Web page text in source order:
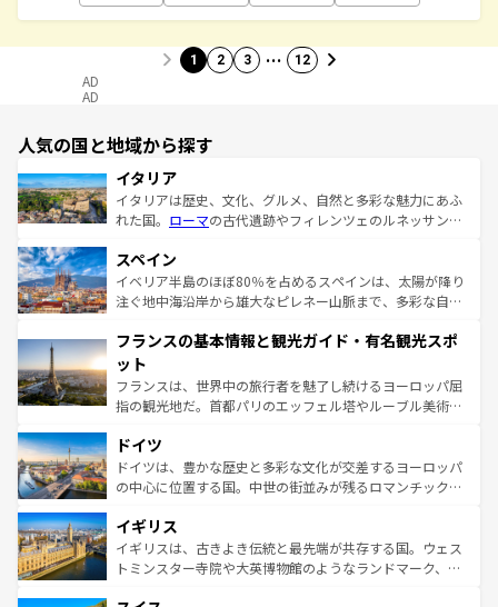
1 2 3 … 12
AD
AD
人気の国と地域から探す
イタリア
イタリアは歴史、文化、グルメ、自然と多彩な魅力にあふ
れた国。 ローマの古代遺跡やフィレンツェのルネッサンス
ろん、トスカーナの美しい田園風景やアマルフィ海岸の絶
景など、自然景観も見逃せない。観光の合間には、本場の
ピザやパスタなど、絶品のイタリア料理を堪能することも
ませてくれるイタリアで、忘れられない旅をしてみよう！
なお、新着のイタリア情報は
しい。
スペイン
イベリア半島のほぼ80％を占めるスペインは、太陽が降り
注ぐ地中海沿岸から雄大なピレネー山脈まで、多彩な自然
文化が根付くこの国では、情熱的なフラメンコ、熱気あふ
れる闘牛、そして美味しいタパスが生活の一部となってい
る。首都マドリードの洗練された雰囲気や、バルセロナの
アートに溢れた街角から、地方では古代ローマ遺跡や中世
せる。地方によって風土や気候が異なるスペインはその個
性で訪れる人を魅了する。 なお、新着のスペイン情報は コ
ンテンツ一覧を参照してほしい。
フランスの基本情報と観光ガイド・有名観光スポ
ット
フランスは、世界中の旅行者を魅了し続けるヨーロッパ屈
指の観光地だ。首都パリのエッフェル塔やルーブル美術館
で、幅広い魅力が詰まっている。華麗な宮殿、歴史的な大
聖堂、美しいビーチ、そして豊かな自然が、訪れる者を心
から魅了する。また、フランスは美食の国としても知ら
いる。シャンパンの発祥地であるランス、プロヴァンスの
香り高いラベンダー畑など、多彩な楽しみ方が可能だ。さ
らに、パリ以外の地域にも魅力が溢れており、どの街角に
ドイツ
ドイツは、豊かな歴史と多彩な文化が交差するヨーロッパ
の中心に位置する国。中世の街並みが残るロマンチック街
顔を持つこの国は、どこを歩いても飽きることがない。ベ
ルリンの文化的活気、バイエルン州のアルプスの絶景、そ
してライン川沿いのワイン畑といった風景は必見。ビール
イギリス
イギリスは、古きよき伝統と最先端が共存する国。ウェス
トミンスター寺院や大英博物館のようなランドマーク、歴